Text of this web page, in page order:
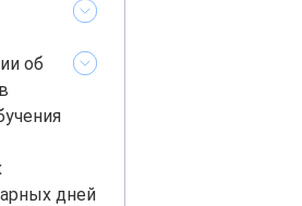
об
дней